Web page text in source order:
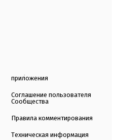
приложения
Соглашение пользователя
Сообщества
Правила комментирования
Техническая информация